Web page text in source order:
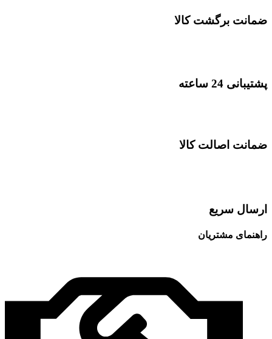
ضمانت برگشت کالا
پشتیبانی 24 ساعته
ضمانت اصالت کالا
ارسال سریع
راهنمای مشتریان